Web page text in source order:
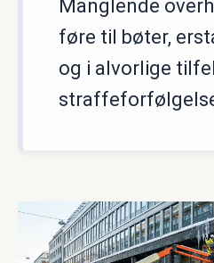
Manglende
føre til bøter,
og i alvorlige